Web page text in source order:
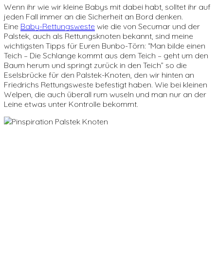
Wenn ihr wie wir kleine Babys mit dabei habt, solltet ihr auf
jeden Fall immer an die Sicherheit an Bord denken.
Eine Baby-Rettungsweste wie die von Secumar und der
Palstek, auch als Rettungsknoten bekannt, sind meine
wichtigsten Tipps für Euren Bunbo-Törn: “Man bilde einen
Teich – Die Schlange kommt aus dem Teich – geht um den
Baum herum und springt zurück in den Teich” so die
Eselsbrücke für den Palstek-Knoten, den wir hinten an
Friedrichs Rettungsweste befestigt haben. Wie bei kleinen
Welpen, die auch überall rum wuseln und man nur an der
Leine etwas unter Kontrolle bekommt.